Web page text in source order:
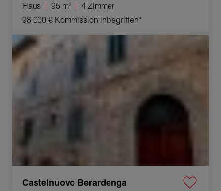
Haus 95 m²
4 Zimmer
98 000 € Kommission inbegriffen*
Verkauf Appartement Castelnuovo Berardenga 4 Zimmer
111 m²
Castelnuovo Berardenga